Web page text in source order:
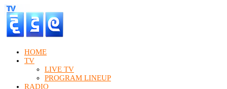
HOME
TV
LIVE TV
PROGRAM LINEUP
RADIO